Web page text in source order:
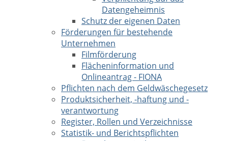
Datengeheimnis
Schutz der eigenen Daten
Förderungen für bestehende
Unternehmen
Filmförderung
Flächeninformation und
Onlineantrag - FIONA
Pflichten nach dem Geldwäschegesetz
Produktsicherheit, -haftung und -
verantwortung
Register, Rollen und Verzeichnisse
Statistik- und Berichtspflichten